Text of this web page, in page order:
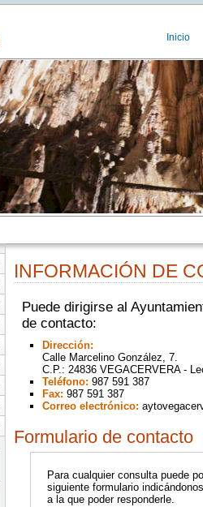
Inicio
INFORMACIÓN DE
Puede dirigirse al
de contacto:
Dirección:
Calle Marcelino González, 7.
C.P.: 24836 VEGACERVERA -
Teléfono: 987 591 387
Fax: 987 591 387
Correo electrónico:
Formulario de contacto
Para cualquier consulta puede
siguiente formulario
a la que poder responderle.